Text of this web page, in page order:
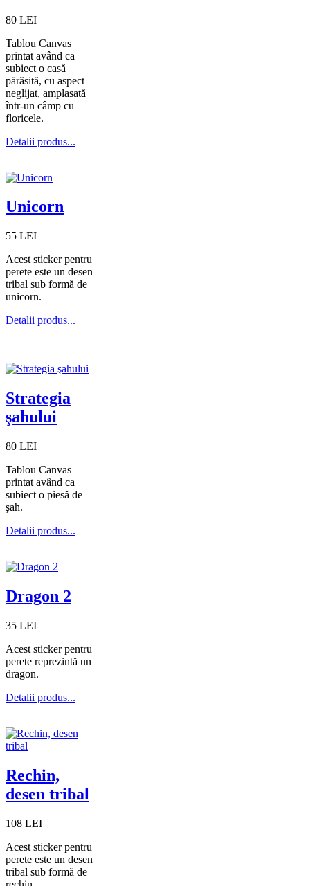
80 LEI
Tablou Canvas
printat având ca
subiect o casă
părăsită, cu aspect
neglijat, amplasată
într-un câmp cu
floricele.
Detalii produs...
Unicorn
55 LEI
Acest sticker pentru
perete este un desen
tribal sub formă de
unicorn.
Detalii produs...
Strategia
şahului
80 LEI
Tablou Canvas
printat având ca
subiect o piesă de
şah.
Detalii produs...
Dragon 2
35 LEI
Acest sticker pentru
perete reprezintă un
dragon.
Detalii produs...
Rechin,
desen tribal
108 LEI
Acest sticker pentru
perete este un desen
tribal sub formă de